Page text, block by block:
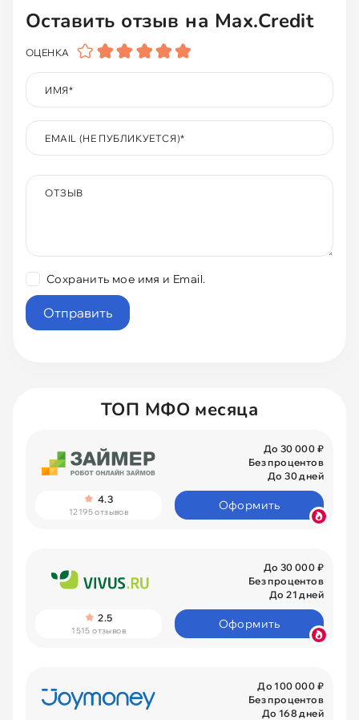
На ЮMoney
С плохой КИ
Оставить отзыв на Max.Credit
ОЦЕНКА
ИМЯ*
EMAIL (НЕ ПУБЛИКУЕТСЯ)*
ОТЗЫВ
Сохранить мое имя и Email.
ТОП МФО месяца
До 30 000 ₽
Без процентов
До 30 дней
4.3
12195 отзывов Оформить
До 30 000 ₽
Без процентов
До 21 дней
2.5
1515 отзывов Оформить
До 100 000 ₽
Без процентов
До 168 дней